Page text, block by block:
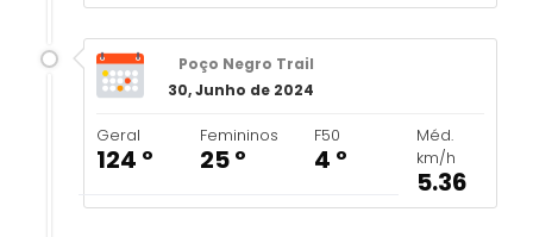
Poço Negro Trail
30, Junho de 2024
Geral
124 º
Femininos
25 º
F50
4 º
Méd.
km/h
5.36